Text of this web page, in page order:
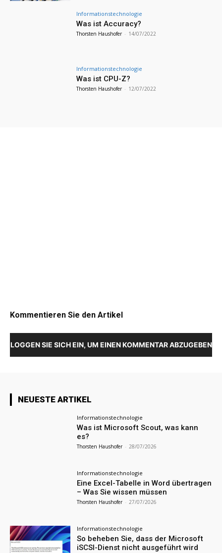
Informationstechnologie
Was ist Accuracy?
Thorsten Haushofer - 14/07/2022
Informationstechnologie
Was ist CPU-Z?
Thorsten Haushofer - 12/07/2022
Kommentieren Sie den Artikel
LOGGEN SIE SICH EIN, UM EINEN KOMMENTAR ABZUGEBEN
NEUESTE ARTIKEL
Informationstechnologie
Was ist Microsoft Scout, was kann
es?
Thorsten Haushofer - 28/07/2026
Informationstechnologie
Eine Excel-Tabelle in Word übertragen
– Was Sie wissen müssen
Thorsten Haushofer - 27/07/2026
Informationstechnologie
So beheben Sie, dass der Microsoft
iSCSI-Dienst nicht ausgeführt wird